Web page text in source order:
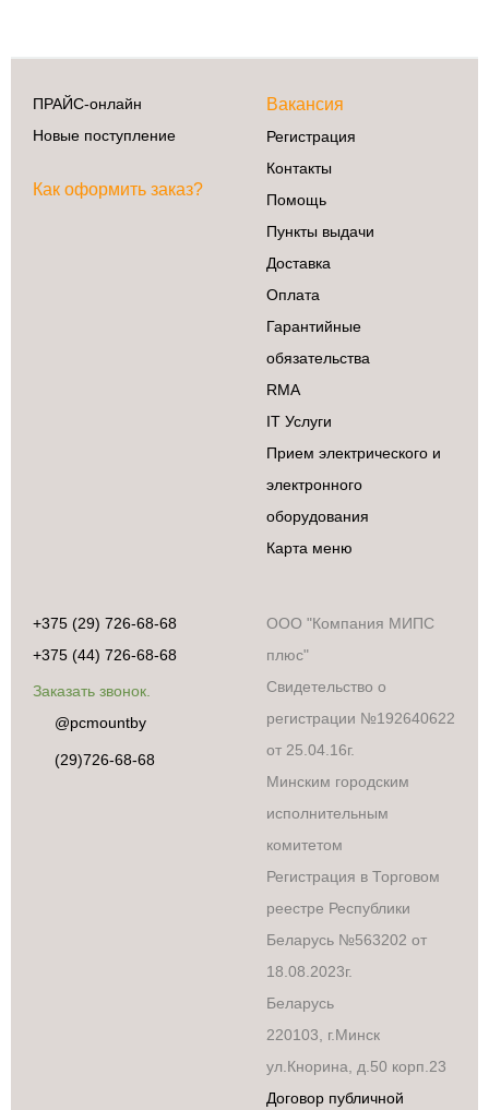
ПРАЙС-онлайн
Новые поступление
Как оформить заказ?
Вакансия
Регистрация
Контакты
Помощь
Пункты выдачи
Доставка
Оплата
Гарантийные
обязательства
RMA
IT Услуги
Прием электрического и
электронного
оборудования
Карта меню
+375 (29) 726-68-68
+375 (44) 726-68-68
Заказать звонок.
@pcmountby
(29)726-68-68
ООО "Компания МИПС
плюс"
Свидетельство о
регистрации №192640622
от 25.04.16г.
Минским городским
исполнительным
комитетом
Регистрация в Торговом
реестре Республики
Беларусь №563202 от
18.08.2023г.
Беларусь
220103, г.Минск
ул.Кнорина, д.50 корп.23
Договор публичной